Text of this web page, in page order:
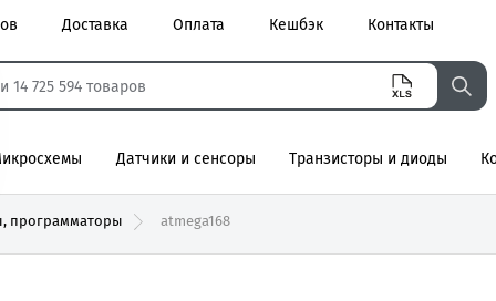
Доставка Оплата Кешбэк Контакты
Датчики и сенсоры Транзисторы и диоды
программаторы atmega168